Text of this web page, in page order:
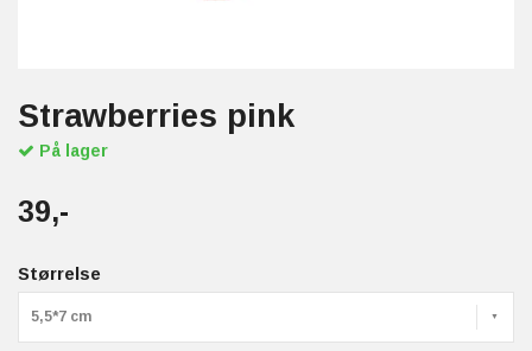
Strawberries pink
På lager
39,-
Størrelse
5,5*7 cm